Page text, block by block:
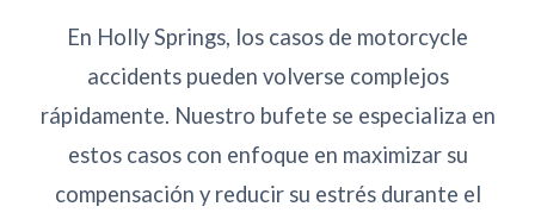
En Holly Springs, los casos de motorcycle
accidents pueden volverse complejos
rápidamente. Nuestro bufete se especializa en
estos casos con enfoque en maximizar su
compensación y reducir su estrés durante el